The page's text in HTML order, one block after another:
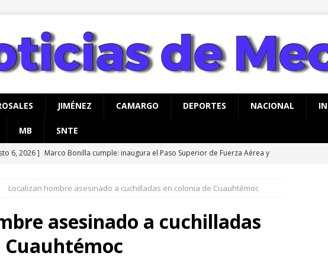
JIMÉNEZ CAMARGO DEPORTES NACIONAL
MB SNTE
6, 2026 ] Marco Bonilla cumple: inaugura el Paso Superior de Fuerza Aérea y
6, 2026 ] *La advertencia de Maru *Más poder al poder *Barredoras… y
para mamás con bebés
MEOQUI
Localizan hombre asesinado a cuchilladas en colonia de Cuauhtémoc
asesinado a cuchilladas
Cuauhtémoc